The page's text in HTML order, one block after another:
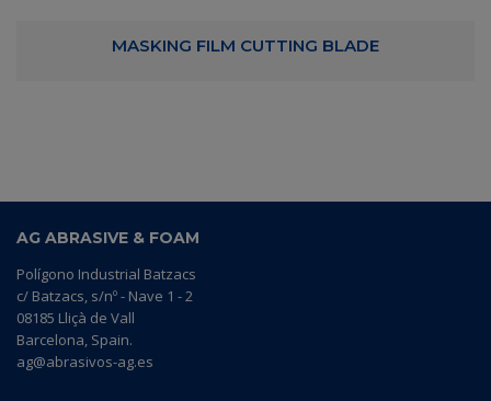
MASKING FILM CUTTING BLADE
AG ABRASIVE & FOAM
Polígono Industrial Batzacs
c/ Batzacs, s/nº - Nave 1 - 2
08185 Lliçà de Vall
Barcelona, Spain.
ag@abrasivos-ag.es